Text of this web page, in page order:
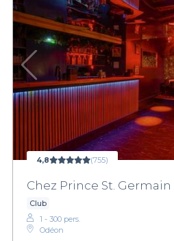
4,8 (755)
Chez Prince St. Germain
Club
1 - 300 pers.
Odéon